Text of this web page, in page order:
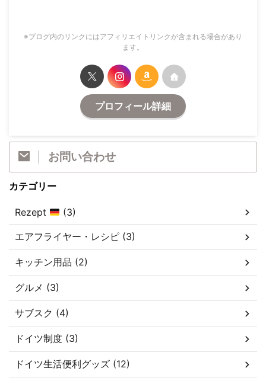
※ブログ内のリンクにはアフィリエイトリンクが含まれる場合があり
ます。
プロフィール詳細
お問い合わせ
カテゴリー
Rezept (3)
エアフライヤー・レシピ (3)
キッチン用品 (2)
グルメ (3)
サブスク (4)
ドイツ制度 (3)
ドイツ生活便利グッズ (12)